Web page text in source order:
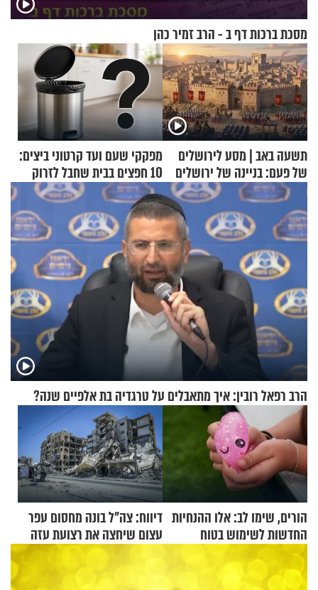
מסכת ברכות דף ב - הרב זמיר כהן
תשעה באב | מסע לירושלים
של פעם: בניינה של ירושלים
מפקקי שעם ועד קרטוני ביצים:
10 חפצים בבית שחבל לזרוק
לפח
הרב רפאל רובין: איך מתאבלים על טרגדיה בת אלפיים שנה?
הורים, שימו לב: אלו ההנחיות
החדשות לשימוש בטוח
בסקווישי לאחר מקרי אשפוז
דיווח: צה"ל בונה מחסום עפר
עצום שיחצה את רצועת עזה